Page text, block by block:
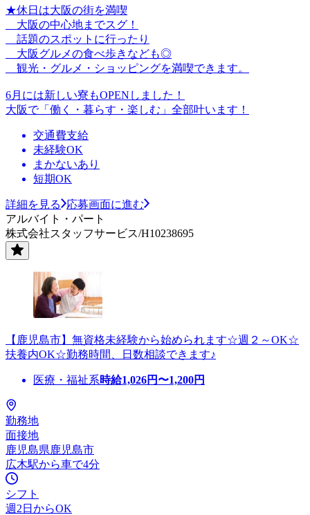
★休日は大阪の街を満喫
大阪の中心地までスグ！
話題のスポットに行ったり
大阪グルメの食べ歩きなども◎
観光・グルメ・ショッピングを満喫できます。
6月には新しい寮もOPENしました！
大阪で「働く・暮らす・楽しむ」全部叶います！
交通費支給
未経験OK
まかないあり
短期OK
詳細を見る
応募画面に進む
アルバイト・パート
株式会社スタッフサービス/H10238695
【鹿児島市】無資格未経験から始められます☆週２～OK☆
扶養内OK☆勤務時間、日数相談できます♪
医療・福祉系時給1,026円〜1,200円
勤務地
面接地
鹿児島県鹿児島市
広木駅から車で4分
シフト
週2日からOK